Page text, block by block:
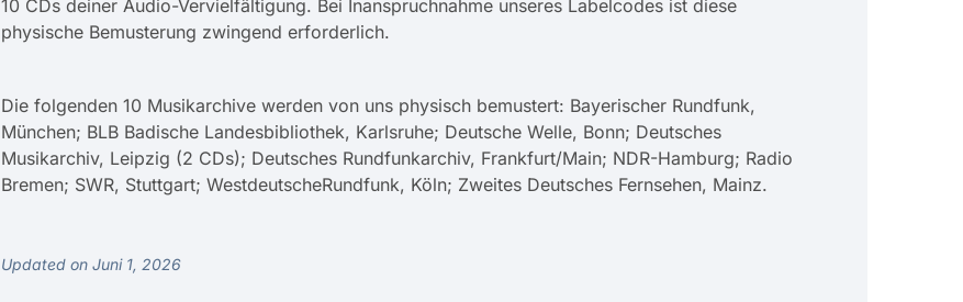
10 CDs deiner Audio-Vervielfältigung. Bei Inanspruchnahme unseres Labelcodes ist diese
physische Bemusterung zwingend erforderlich.
Die folgenden 10 Musikarchive werden von uns physisch bemustert: Bayerischer Rundfunk,
München; BLB Badische Landesbibliothek, Karlsruhe; Deutsche Welle, Bonn; Deutsches
Musikarchiv, Leipzig (2 CDs); Deutsches Rundfunkarchiv, Frankfurt/Main; NDR-Hamburg; Radio
Bremen; SWR, Stuttgart; WestdeutscheRundfunk, Köln; Zweites Deutsches Fernsehen, Mainz.
Updated on Juni 1, 2026